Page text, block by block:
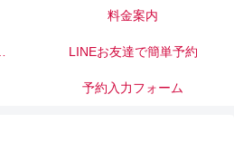
料金案内
LINEお友達で簡単予約
予約入力フォーム